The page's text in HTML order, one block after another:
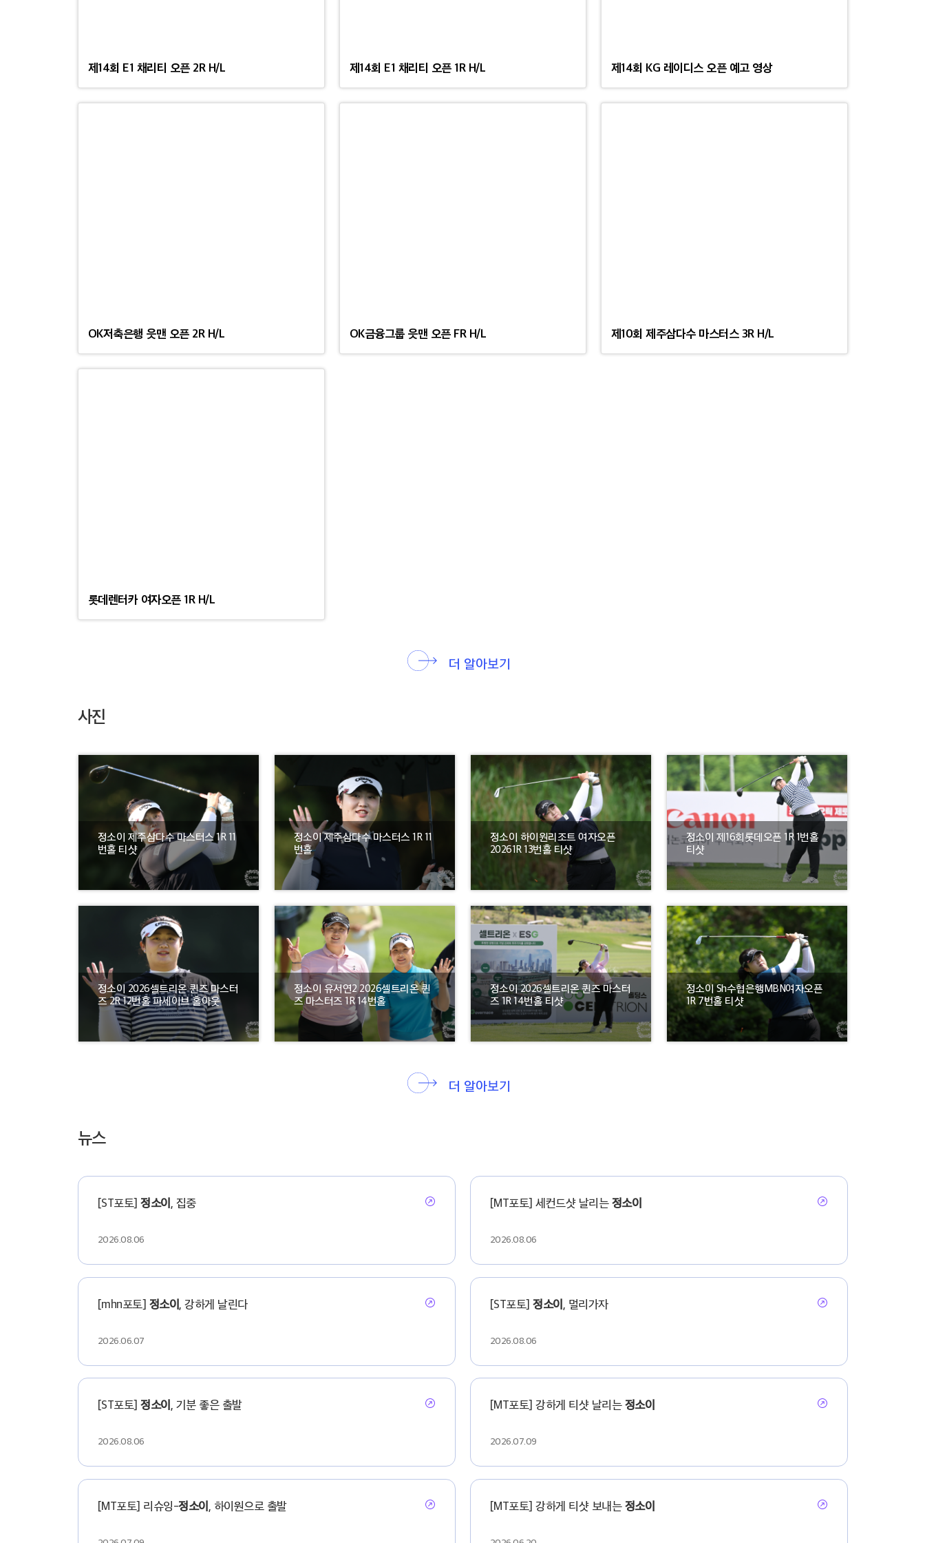
제14회 E1 채리티 오픈 2R H/L 제14회 E1 채리티 오픈 1R H/L 제14회 KG 레이디스 오픈 예고 영상
OK저축은행 읏맨 오픈 2R H/L OK금융그룹 읏맨 오픈 FR H/L 제10회 제주삼다수 마스터스 3R H/L
롯데렌터카 여자오픈 1R H/L
더 알아보기
사진
정소이 제주삼다수 마스터스 1R 11
번홀 티샷
정소이 제주삼다수 마스터스 1R 11
번홀
정소이 하이원리조트 여자오픈
20261R 13번홀 티샷
정소이 제16회롯데오픈 1R 1번홀
티샷
정소이 2026셀트리온 퀸즈 마스터
즈 2R 12번홀 파세이브 홀아웃
정소이 유서연2 2026셀트리온 퀸
즈 마스터즈 1R 14번홀
정소이 2026셀트리온 퀸즈 마스터
즈 1R 14번홀 티샷
정소이 Sh수협은행MBN여자오픈
1R 7번홀 티샷
더 알아보기
뉴스
[ST포토] 정소이 , 집중
2026.08.06
[MT포토] 세컨드샷 날리는정소이
2026.08.06
[mhn포토] 정소이 , 강하게 날린다
2026.06.07
[ST포토] 정소이 , 멀리가자
2026.08.06
[ST포토] 정소이 , 기분 좋은 출발
2026.08.06
[MT포토] 강하게 티샷 날리는정소이
2026.07.09
[MT포토] 리슈잉-정소이 , 하이원으로 출발 [MT포토] 강하게 티샷 보내는정소이